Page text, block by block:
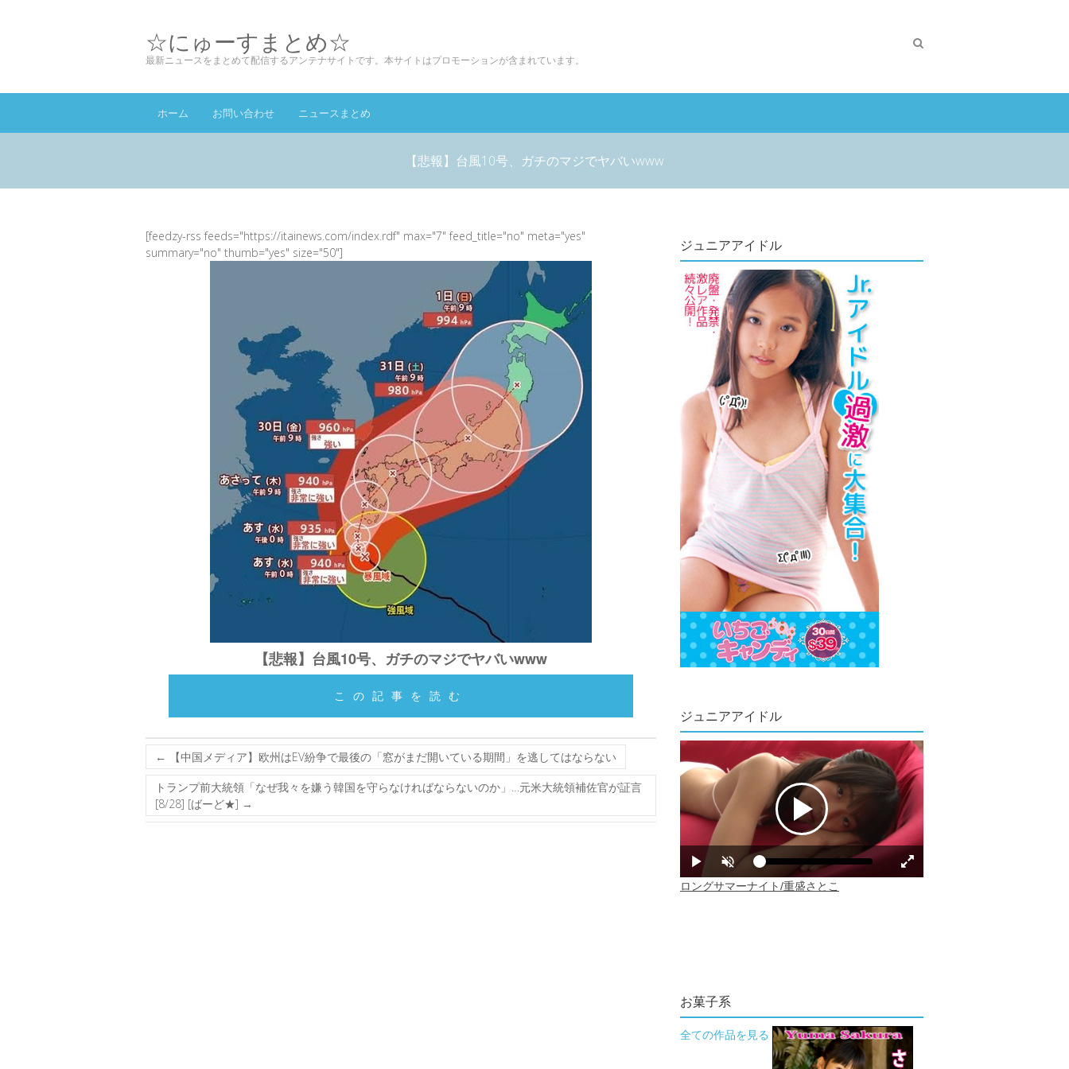
☆にゅーすまとめ☆
最新ニュースをまとめて配信するアンテナサイトです。本サイトはプロモーションが含まれています。
ホーム お問い合わせ ニュースまとめ
【悲報】台風10号、ガチのマジでヤバいwww
[feedzy-rss feeds="https://itainews.com/index.rdf" max="7" feed_title="no" meta="yes"
summary="no" thumb="yes" size="50"]
【悲報】台風10号、ガチのマジでヤバいwww
この記事を読む
←
【中国メディア】欧州はEV紛争で最後の「窓がまだ開いている期間」を逃してはならない
トランプ前大統領「なぜ我々を嫌う韓国を守らなければならないのか」…元米大統領補佐官が証言
[8/28] [ばーど★] →
ジュニアアイドル
ジュニアアイドル
お菓子系
全ての作品を見る